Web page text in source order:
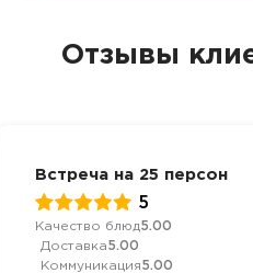
Отзывы
Встреча на 25 персон
5
Качество блюд5.00
Доставка5.00
Коммуникация5.00